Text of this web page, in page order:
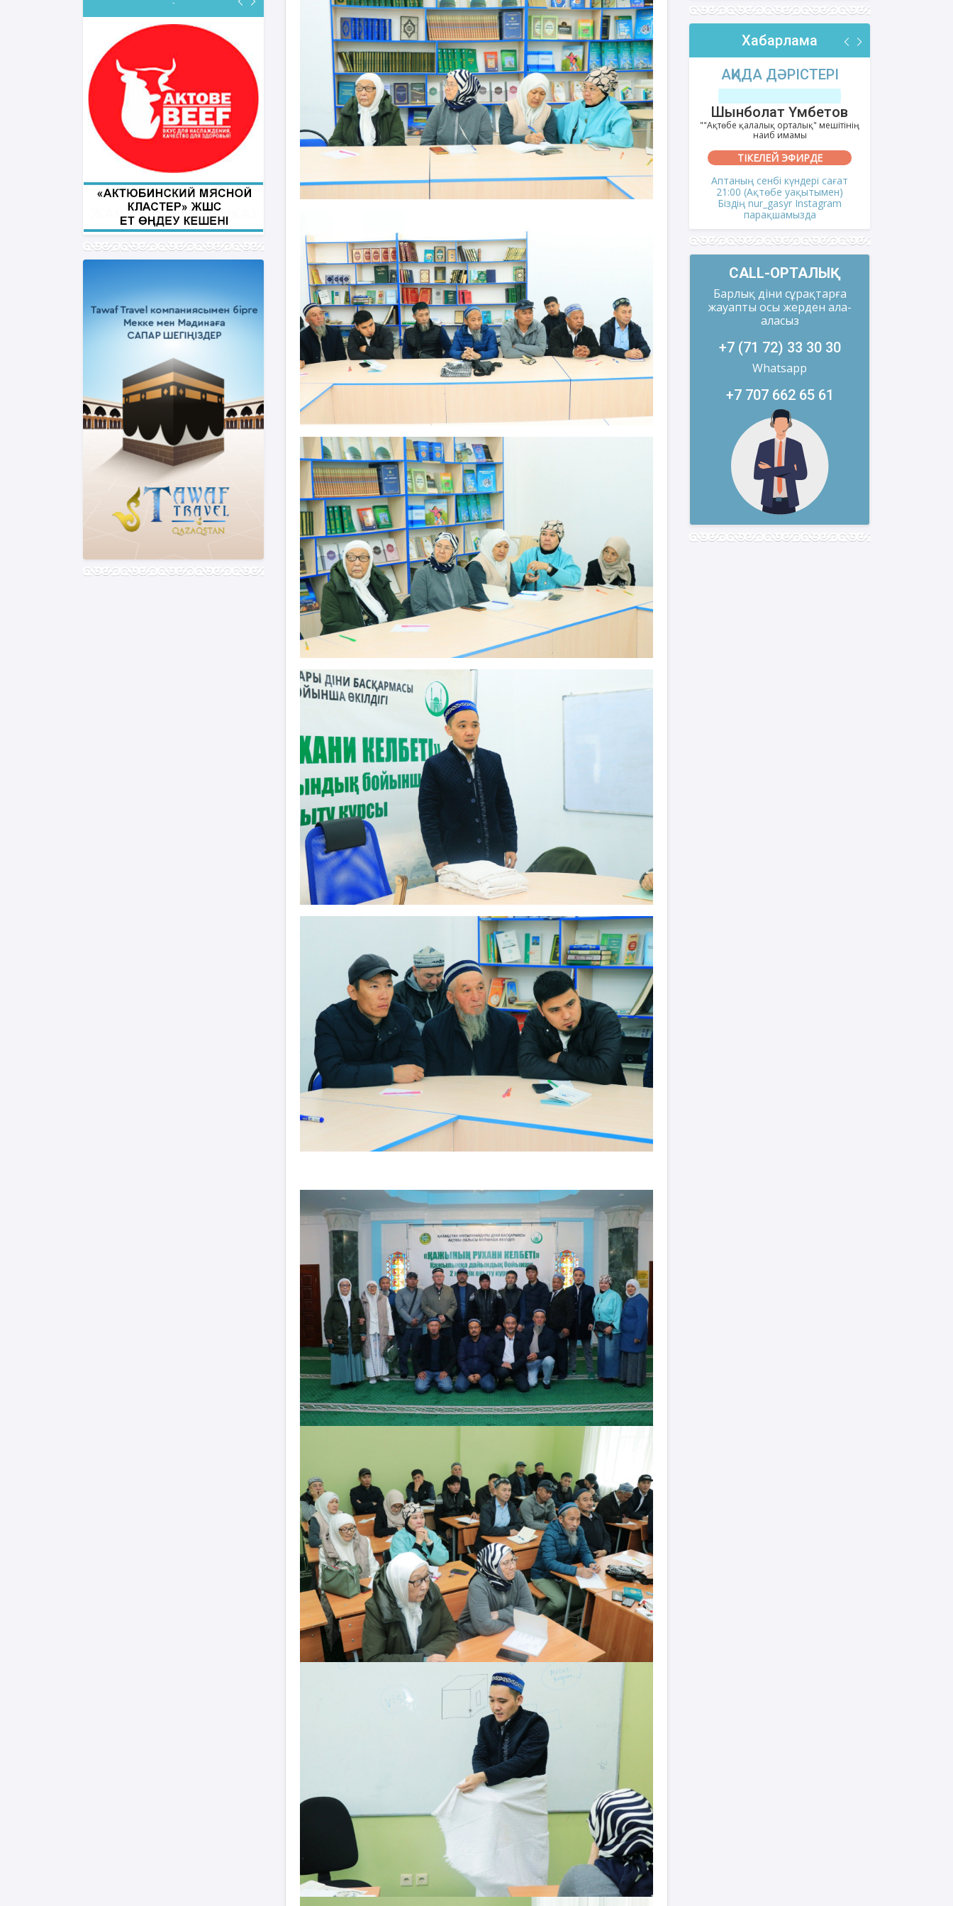
Хабарлама
ФИҚҺ ДӘРІСТЕРІ
Нұрбол Смағұлов
""Нұр Ғасыр" облыстық мешітінің
наиб имамы
ТІКЕЛЕЙ ЭФИРДЕ
Аптаның сәрсенбі күндері сағат
21:00 (Ақтөбе уақытымен)
Біздің nur_gasyr Instagram
парақшамызда
АҚИДА ДӘРІСТЕРІ
Шынболат Үмбетов
""Ақтөбе қалалық орталық" мешітінің
наиб имамы
ТІКЕЛЕЙ ЭФИРДЕ
Аптаның сенбі күндері сағат
Біздің nur_gasyr Instagram
ФИҚҺ ДӘРІСТЕРІ
Нұрбол Смағұлов
""Нұр Ғасыр" облыстық мешітінің
наиб имамы
ТІКЕЛЕЙ ЭФИРДЕ
Аптаның сәрсенбі күндері сағат
21:00 (Ақтөбе уақытымен)
Біздің nur_gasyr Instagram
АҚИДА ДӘРІСТЕРІ
Шынболат Үмбетов
""Ақтөбе қалалық орталық" мешітінің
наиб имамы
ТІКЕЛЕЙ ЭФИРДЕ
Аптаның сенбі күндері сағат
21:00 (Ақтөбе уақытымен)
Біздің nur_gasyr Instagram
парақшамызда
CALL-ОРТАЛЫҚ
Барлық діни сұрақтарға
жауапты осы жерден ала-
аласыз
+7 (71 72) 33 30 30
Whatsapp
+7 707 662 65 61